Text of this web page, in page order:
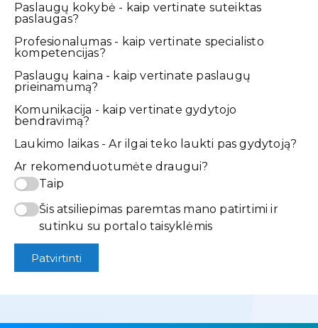
Paslaugų kokybė - kaip vertinate suteiktas
paslaugas?
Profesionalumas - kaip vertinate specialisto
kompetencijas?
Paslaugų kaina - kaip vertinate paslaugų
prieinamumą?
Komunikacija - kaip vertinate gydytojo
bendravimą?
Laukimo laikas - Ar ilgai teko laukti pas gydytoją?
Ar rekomenduotumėte draugui?
Taip
Šis atsiliepimas paremtas mano patirtimi ir
sutinku su portalo taisyklėmis
Patvirtinti